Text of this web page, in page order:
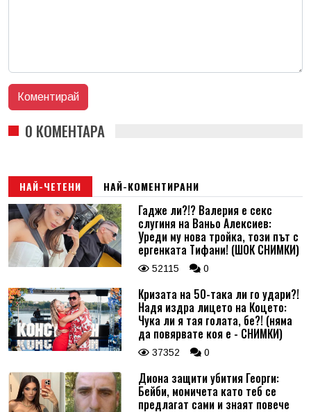
0 КОМЕНТАРА
НАЙ-ЧЕТЕНИ НАЙ-КОМЕНТИРАНИ
Гадже ли?!? Валерия е секс
слугиня на Ваньо Алексиев:
Уреди му нова тройка, този път с
ергенката Тифани! (ШОК СНИМКИ)
52115 0
Кризата на 50-така ли го удари?!
Надя издра лицето на Коцето:
Чука ли я тая голата, бе?! (няма
да повярвате коя е - СНИМКИ)
37352 0
Диона защити убития Георги:
Бейби, момичета като теб се
предлагат сами и знаят повече